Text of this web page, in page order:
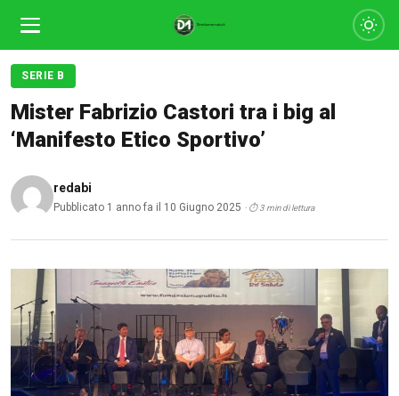
SERIE B
Mister Fabrizio Castori tra i big al
‘Manifesto Etico Sportivo’
redabi
Pubblicato 1 anno fa il 10 Giugno 2025 · ⏱ 3 min di lettura